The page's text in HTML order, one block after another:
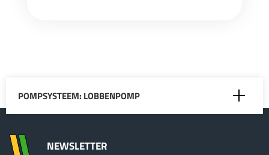
POMPSYSTEEM: LOBBENPOMP
NEWSLETTER